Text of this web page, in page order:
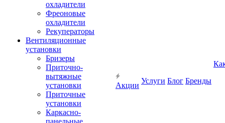
охладители
Фреоновые
охладители
Рекуператоры
Вентиляционные
установки
Бризеры
Приточно-
вытяжные
установки
Приточные
установки
Каркасно-
панельные
Акции
Услуги Блог Бренды